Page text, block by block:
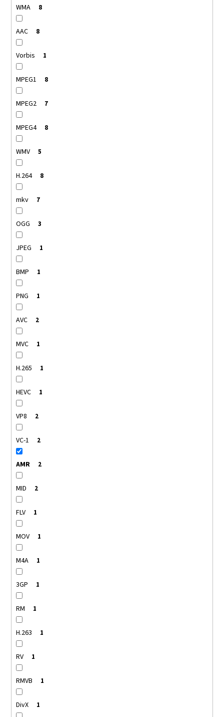
WMA 8
AAC 8
Vorbis 1
MPEG1 8
MPEG2 7
MPEG4 8
WMV 5
H.264 8
mkv 7
OGG 3
JPEG 1
BMP 1
PNG 1
AVC 2
MVC 1
H.265 1
HEVC 1
VP8 2
VC-1 2
AMR 2
MID 2
FLV 1
MOV 1
M4A 1
3GP 1
RM 1
H.263 1
RV 1
RMVB 1
DivX 1